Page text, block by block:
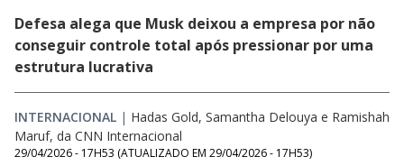
Defesa alega que Musk deixou a empresa por não
conseguir controle total após pressionar por uma
estrutura lucrativa
INTERNACIONAL | Hadas Gold, Samantha Delouya e Ramishah
Maruf, da CNN Internacional
29/04/2026 - 17H53 (ATUALIZADO EM 29/04/2026 - 17H53)